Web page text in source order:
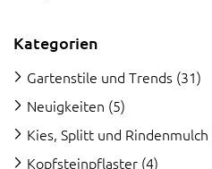
Kategorien
Gartenstile und Trends (31)
Neuigkeiten (5)
Kies, Splitt und Rindenmulch
Kopfsteinpflaster (4)